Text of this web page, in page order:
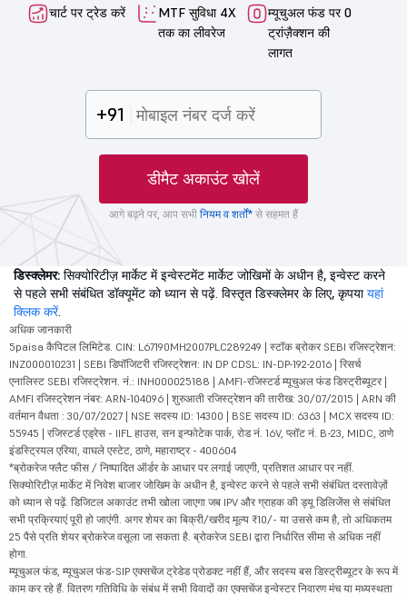
चार्ट पर ट्रेड करें
MTF सुविधा 4X
तक का लीवरेज
म्यूचुअल फंड पर 0
ट्रांज़ैक्शन की
लागत
+91
डीमैट अकाउंट खोलें
आगे बढ़ने पर, आप सभी नियम व शर्तों* से सहमत हैं
डिस्क्लेमर: सिक्योरिटीज़ मार्केट में इन्वेस्टमेंट मार्केट जोखिमों के अधीन है, इन्वेस्ट करने
से पहले सभी संबंधित डॉक्यूमेंट को ध्यान से पढ़ें. विस्तृत डिस्क्लेमर के लिए, कृपयायहां
क्लिक करें.
अधिक जानकारी
5paisa कैपिटल लिमिटेड. CIN: L67190MH2007PLC289249 | स्टॉक ब्रोकर SEBI रजिस्ट्रेशन:
INZ000010231 | SEBI डिपॉजिटरी रजिस्ट्रेशन: IN DP CDSL: IN-DP-192-2016 | रिसर्च
एनालिस्ट SEBI रजिस्ट्रेशन. नं.: INH000025188 | AMFI-रजिस्टर्ड म्यूचुअल फंड डिस्ट्रीब्यूटर |
AMFI रजिस्ट्रेशन नंबर: ARN-104096 | शुरुआती रजिस्ट्रेशन की तारीख: 30/07/2015 | ARN की
वर्तमान वैधता : 30/07/2027 | NSE सदस्य ID: 14300 | BSE सदस्य ID: 6363 | MCX सदस्य ID:
55945 | रजिस्टर्ड एड्रेस - IIFL हाउस, सन इन्फोटेक पार्क, रोड नं. 16V, प्लॉट नं. B-23, MIDC, ठाणे
इंडस्ट्रियल एरिया, वाघले एस्टेट, ठाणे, महाराष्ट्र - 400604
*ब्रोकरेज फ्लैट फीस / निष्पादित ऑर्डर के आधार पर लगाई जाएगी, प्रतिशत आधार पर नहीं.
सिक्योरिटीज़ मार्केट में निवेश बाजार जोखिम के अधीन है, इन्वेस्ट करने से पहले सभी संबंधित दस्तावेज़ों
को ध्यान से पढ़ें. डिजिटल अकाउंट तभी खोला जाएगा जब IPV और ग्राहक की ड्यू डिलिजेंस से संबंधित
सभी प्रक्रियाएं पूरी हो जाएंगी. अगर शेयर का बिक्री/खरीद मूल्य ₹10/- या उससे कम है, तो अधिकतम
25 पैसे प्रति शेयर ब्रोकरेज वसूला जा सकता है. ब्रोकरेज SEBI द्वारा निर्धारित सीमा से अधिक नहीं
होगा.
म्यूचुअल फंड, म्यूचुअल फंड-SIP एक्सचेंज ट्रेडेड प्रोडक्ट नहीं हैं, और सदस्य बस डिस्ट्रीब्यूटर के रूप में
काम कर रहे हैं. वितरण गतिविधि के संबंध में सभी विवादों का एक्सचेंज इन्वेस्टर निवारण मंच या मध्यस्थता